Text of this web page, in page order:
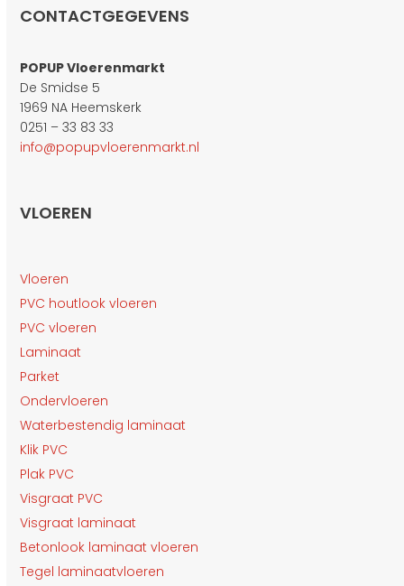
to
first
slide
CONTACTGEGEVENS
POPUP Vloerenmarkt
De Smidse 5
1969 NA Heemskerk
0251 – 33 83 33
info@popupvloerenmarkt.nl
VLOEREN
Vloeren
PVC houtlook vloeren
PVC vloeren
Laminaat
Parket
Ondervloeren
Waterbestendig laminaat
Klik PVC
Plak PVC
Visgraat PVC
Visgraat laminaat
Betonlook laminaat vloeren
Tegel laminaatvloeren